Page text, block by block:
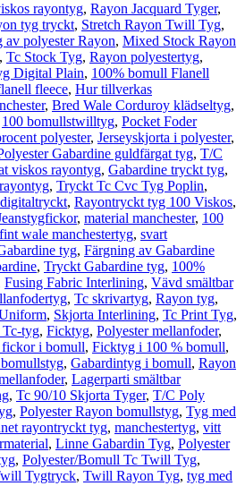
rayontyg, Rayon Jacquard Tyger,
tyg tryckt, Stretch Rayon Twill Tyg,
av polyester Rayon, Mixed Stock Rayon
, Tc Stock Tyg, Rayon polyestertyg,
Digital Plain, 100% bomull Flanell
fleece, Hur tillverkas
, Bred Wale Corduroy klädseltyg,
100 bomullstwilltyg, Pocket Foder
polyester, Jerseyskjorta i polyester,
Gabardine guldfärgat tyg, T/C
viskos rayontyg, Gabardine tryckt tyg,
, Tryckt Tc Cvc Tyg Poplin,
, Rayontryckt tyg 100 Viskos,
, material manchester, 100
fint wale manchestertyg, svart
tyg, Färgning av Gabardine
, Tryckt Gabardine tyg, 100%
Fusing Fabric Interlining, Vävd smältbar
, Tc skrivartyg, Rayon tyg,
, Skjorta Interlining, Tc Print Tyg,
tyg, Ficktyg, Polyester mellanfoder,
i bomull, Ficktyg i 100 % bomull,
, Gabardintyg i bomull, Rayon
, Lagerparti smältbar
, Tc 90/10 Skjorta Tyger, T/C Poly
, Polyester Rayon bomullstyg, Tyg med
rayontryckt tyg, manchestertyg, vitt
, Linne Gabardin Tyg, Polyester
, Polyester/Bomull Tc Twill Tyg,
Tygtryck, Twill Rayon Tyg, tyg med